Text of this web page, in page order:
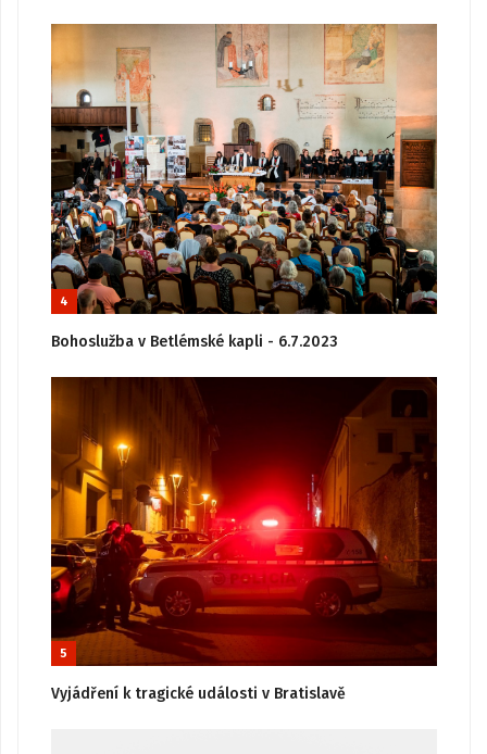
4
Bohoslužba v Betlémské kapli - 6.7.2023
5
Vyjádření k tragické události v Bratislavě